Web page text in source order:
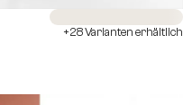
+28 Varianten erhältlich